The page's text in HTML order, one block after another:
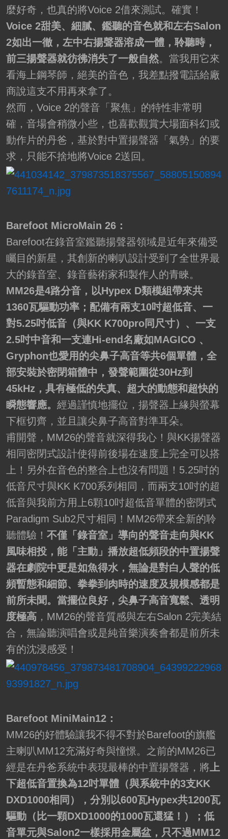
麼好奇，也真的將Voice 2借來測試。確實！
Voice 2甜美、細膩、鑑聽的音色就和左右Salon
2如出一徹，左中右揚聲器溶成一體，聆聽時，
前三揚聲器就彷彿消失了一般自然。當我用它來
看海上鋼琴師，絕美的音色，我差點撥電話給廠
商說這支不用再來拿了。
然而，Voice 2的聲音「聚焦」的特性非常明
確，音場會稍微小些，也喜歡觀賞大場面科幻或
動作片的丹爸，基於對中置揚聲器「氣勢」的要
求，只能不捨地將Voice 2送回。
Barefoot MicroMain 26：
Barefoot在錄音室鑑聽揚聲器領域是近年來備受
矚目的新星，其創新的喇叭設計受到了全世界最
大的錄音室、錄音藝術家和製作人的青睞。
MM26是4路分音，以Hypex D類模組帶來共
1360瓦驅動功率；配備有兩支10吋超低音、一
對5.25吋低音（與KK K700pro同尺寸）、一支
2.5吋中音和一支連Hi-end名廠如MAGICO 、
Gryphon也愛用的尖鼻子高音等共6個單體，全
部安裝於密閉箱體中，發聲範圍從30Hz到
45kHz，具有極低的失真、超大的動態和超快的
瞬態響應。 經過謹慎地擺位，揚聲器上緣與螢幕
下框切齊，並且讓尖鼻子高音對準耳朵。
甫開聲，MM26的聲音就深得我心！與KK揚聲器
相同密閉式設計使得前後場在速度上完全可以搭
上！另外在音色的整合上也沒有問題！5.25吋的
低音尺寸與KK K700系列相同，而兩支10吋的超
低音與我前方用上6顆10吋超低音單體的密閉式
Paradigm Sub2尺寸相同！MM26帶來全新的聆
聽體驗！ 不僅「錄音室」導向的聲音走向與KK
風味相投，能「主動」播放超低頻段的中置揚聲
器在劇院中更是如魚得水，無論是對白人聲的低
頻暫態和細節、拳拳到肉時的速度及規模感都是
前所未聞。當擺位良好，尖鼻子高音寬鬆、透明
度極高，MM26的聲音質感與左右Salon 2完美結
合，無論聽演唱會或是純音樂演奏會都是前所未
有的沈浸感受！
Barefoot MiniMain12：
MM26的好體驗讓我不得不對於Barefoot的旗艦
主喇叭MM12充滿好奇與憧憬。之前的MM26已
經是在丹爸系統中表現最棒的中置揚聲器，將上
下超低音置換為12吋單體（與系統中的3支KK
DXD1000相同），分別以600瓦Hypex共1200瓦
驅動（比一顆DXD1000的1000瓦還猛！）；低
音單元與Salon2一樣採用金屬盆，只不過MM12